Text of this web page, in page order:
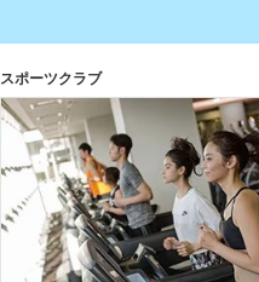
スポーツクラブ